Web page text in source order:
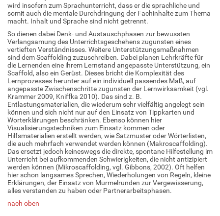
wird insofern zum Sprachunterricht, dass er die sprachliche und
somit auch die mentale Durchdringung der Fachinhalte zum Thema
macht. Inhalt und Sprache sind nicht getrennt.
So dienen dabei Denk- und Austauschphasen zur bewussten
Verlangsamung des Unterrichtsgeschehens zugunsten eines
vertieften Verständnisses. Weitere Unterstützungsmaßnahmen
sind dem Scaffolding zuzuschreiben. Dabei planen Lehrkräfte für
die Lernenden eine ihrem Lernstand angepasste Unterstützung, ein
Scaffold, also ein Gerüst. Dieses bricht die Komplexität des
Lernprozesses herunter auf ein individuell passendes Maß, auf
angepasste Zwischenschritte zugunsten der Lernwirksamkeit (vgl.
Krammer 2009, Kniffka 2010). Das sind z. B.
Entlastungsmaterialien, die wiederum sehr vielfältig angelegt sein
können und sich nicht nur auf den Einsatz von Tippkarten und
Worterklärungen beschränken. Ebenso können hier
Visualisierungstechniken zum Einsatz kommen oder
Hilfsmaterialien erstellt werden, wie Satzmuster oder Wörterlisten,
die auch mehrfach verwendet werden können (Makroscaffolding).
Das ersetzt jedoch keineswegs die direkte, spontane Hilfestellung im
Unterricht bei aufkommenden Schwierigkeiten, die nicht antizipiert
werden können (Mikroscaffolding, vgl. Gibbons, 2002). Oft helfen
hier schon langsames Sprechen, Wiederholungen von Regeln, kleine
Erklärungen, der Einsatz von Murmelrunden zur Vergewisserung,
alles verstanden zu haben oder Partnerarbeitsphasen.
nach oben